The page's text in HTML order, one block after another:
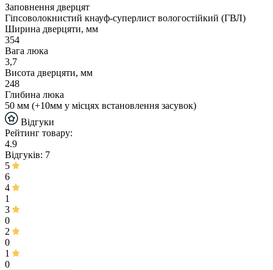
Заповнення дверцят
Гіпсоволокнистий кнауф-суперлист вологостійкий (ГВЛ)
Ширина дверцяти, мм
354
Вага люка
3,7
Висота дверцяти, мм
248
Глибина люка
50 мм (+10мм у місцях встановлення засувок)
Відгуки
Рейтинг товару:
4.9
Відгуків: 7
5
6
4
1
3
0
2
0
1
0